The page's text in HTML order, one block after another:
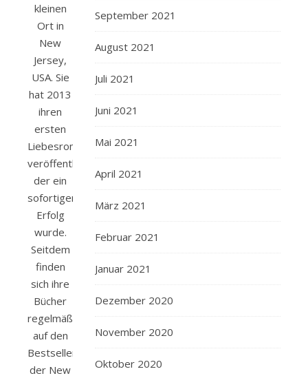
kleinen
Ort in
New
Jersey,
USA. Sie
hat 2013
ihren
ersten
Liebesroman
veröffentlicht,
der ein
sofortiger
Erfolg
wurde.
Seitdem
finden
sich ihre
Bücher
regelmäßig
auf den
Bestsellerlisten
der New
September 2021
August 2021
Juli 2021
Juni 2021
Mai 2021
April 2021
März 2021
Februar 2021
Januar 2021
Dezember 2020
November 2020
Oktober 2020